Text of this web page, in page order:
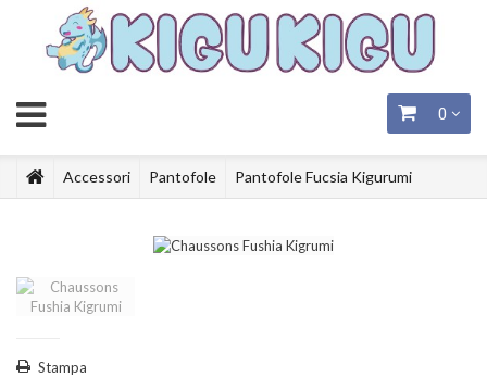
0
Accessori Pantofole Pantofole Fucsia Kigurumi
Stampa